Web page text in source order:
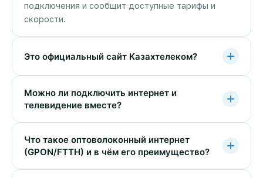
подключения и сообщит доступные тарифы и
скорости.
Это официальный сайт Казахтелеком?
Можно ли подключить интернет и
телевидение вместе?
Что такое оптоволоконный интернет
(GPON/FTTH) и в чём его преимущество?